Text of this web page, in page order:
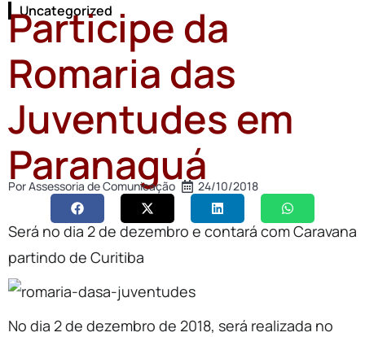
Uncategorized
Participe da
Romaria das
Juventudes em
Paranaguá
PorAssessoria de Comunicação 24/10/2018
Será no dia 2 de dezembro e contará com Caravana
partindo de Curitiba
No dia 2 de dezembro de 2018, será realizada no